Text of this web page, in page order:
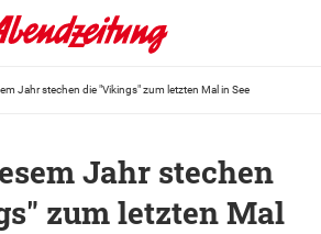
Jahr stechen die "Vikings" zum letzten Mal in See
Jahr stechen
zum letzten Mal